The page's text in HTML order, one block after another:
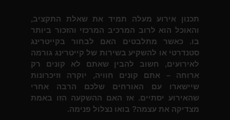
תכנון אירוע מעלה תמיד את שאלת התקציב,
והאוכל הוא לרוב המרכיב המרכזי והזכור ביותר
בו. כאשר מתלבטים האם לבחור בקייטרינג
סטנדרטי או להשקיע בשירות של קייטרינג גורמה
לאירועים, חשוב להבין שאתם לא קונים רק
ארוחה – אתם קונים חוויה, יוקרה וזיכרונות
שיישארו עם האורחים שלכם הרבה אחרי
שהאירוע יסתיים. אז האם ההשקעה הזו באמת
מצדיקה את עצמה? בואו נצלול פנימה.